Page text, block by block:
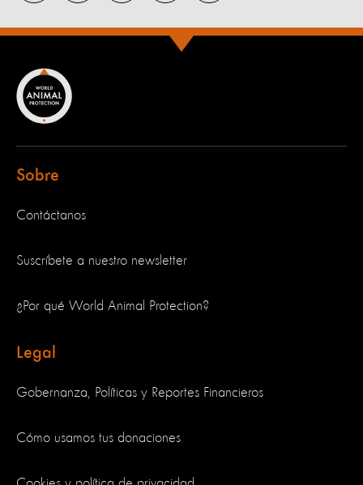
Sobre
Contáctanos
Suscríbete a nuestro newsletter
¿Por qué World Animal Protection?
Legal
Gobernanza, Políticas y Reportes Financieros
Cómo usamos tus donaciones